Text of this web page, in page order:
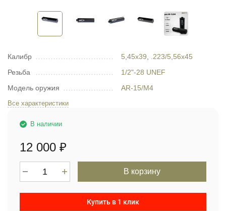
Калибр 5,45х39
.223/5,56x45
Резьба
1/2"-28 UNEF
Модель оружия
AR-15/М4
Все характеристики
В наличии
12 000 ₽
В корзину
Купить в 1 клик